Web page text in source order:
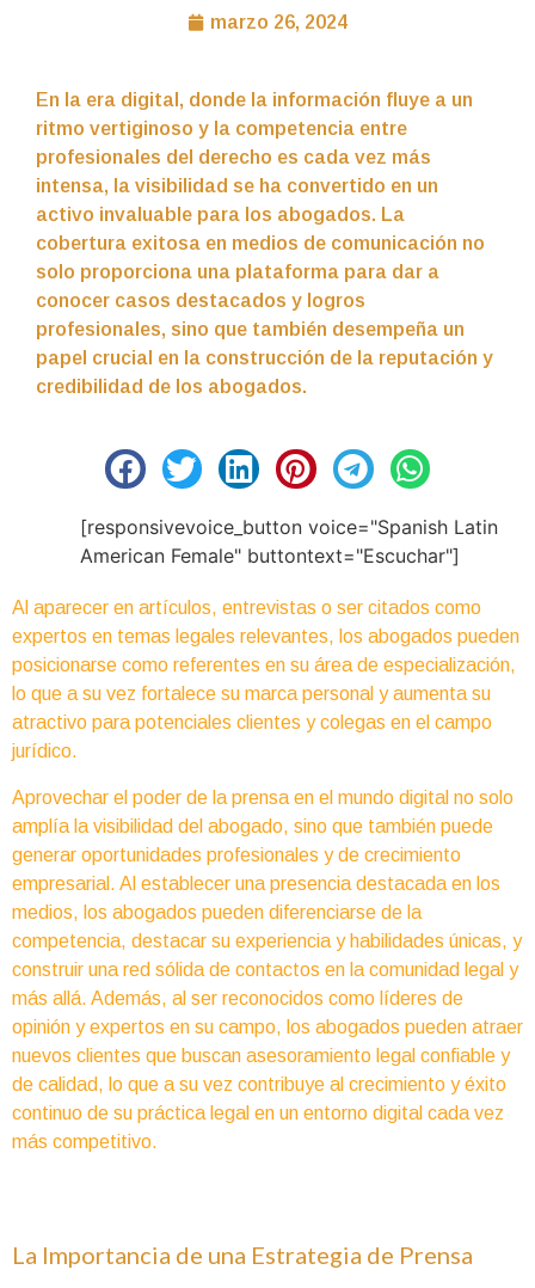
marzo 26, 2024
En la era digital, donde la información fluye a un
ritmo vertiginoso y la competencia entre
profesionales del derecho es cada vez más
intensa, la visibilidad se ha convertido en un
activo invaluable para los abogados. La
cobertura exitosa en medios de comunicación no
solo proporciona una plataforma para dar a
conocer casos destacados y logros
profesionales, sino que también desempeña un
papel crucial en la construcción de la reputación y
credibilidad de los abogados.
[responsivevoice_button voice="Spanish Latin
American Female" buttontext="Escuchar"]
Al aparecer en artículos, entrevistas o ser citados como
expertos en temas legales relevantes, los abogados pueden
posicionarse como referentes en su área de especialización,
lo que a su vez fortalece su marca personal y aumenta su
atractivo para potenciales clientes y colegas en el campo
jurídico.
Aprovechar el poder de la prensa en el mundo digital no solo
amplía la visibilidad del abogado, sino que también puede
generar oportunidades profesionales y de crecimiento
empresarial. Al establecer una presencia destacada en los
medios, los abogados pueden diferenciarse de la
competencia, destacar su experiencia y habilidades únicas, y
construir una red sólida de contactos en la comunidad legal y
más allá. Además, al ser reconocidos como líderes de
opinión y expertos en su campo, los abogados pueden atraer
nuevos clientes que buscan asesoramiento legal confiable y
de calidad, lo que a su vez contribuye al crecimiento y éxito
continuo de su práctica legal en un entorno digital cada vez
más competitivo.
La Importancia de una Estrategia de Prensa